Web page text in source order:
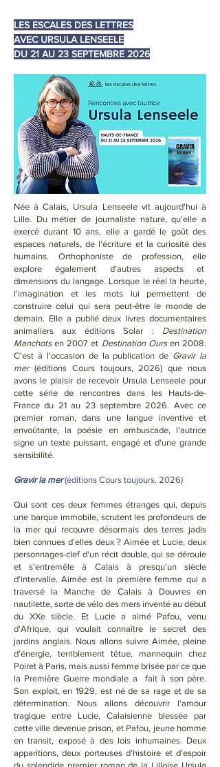
LES ESCALES DES LETTRES
AVEC URSULA LENSEELE
DU 21 AU 23 SEPTEMBRE 2026
Née à Calais, Ursula Lenseele vit aujourd'hui à
Lille. Du métier de journaliste nature, qu'elle a
exercé durant 10 ans, elle a gardé le goût des
espaces naturels, de l'écriture et la curiosité des
humains. Orthophoniste de profession, elle
explore également d'autres aspects et
dimensions du langage. Lorsque le réel la heurte,
l'imagination et les mots lui permettent de
construire celui qui sera peut-être le monde de
demain. Elle a publié deux livres documentaires
animaliers aux éditions Solar : Destination
Manchotsen 2007 et Destination Oursen 2008.
C'est à l'occasion de la publication de Gravir la
mer(éditions Cours toujours, 2026) que nous
avons le plaisir de recevoir Ursula Lenseele pour
cette série de rencontres dans les Hauts-de-
France du 21 au 23 septembre 2026. Avec ce
premier roman, dans une langue inventive et
envoûtante, la poésie en embuscade, l'autrice
signe un texte puissant, engagé et d'une grande
sensibilité.
Gravir la mer (éditions Cours toujours, 2026)​
Qui sont ces deux femmes étranges qui, depuis
une barque immobile, scrutent les profondeurs de
la mer qui recouvre désormais des terres jadis
bien connues d'elles deux ? Aimée et Lucie, deux
personnages-clef d'un récit double, qui se déroule
et s'entremêle à Calais à presqu'un siècle
d'intervalle. Aimée est la première femme qui a
traversé la Manche de Calais à Douvres en
nautilette, sorte de vélo des mers inventé au début
du XXe siècle. Et Lucie a aimé Pafou, venu
d'Afrique, qui voulait connaître le secret des
jardins anglais. Nous allons suivre Aimée, pleine
d'énergie, terriblement têtue, mannequin chez
Poiret à Paris, mais aussi femme brisée par ce que
la Première Guerre mondiale a fait à son père.
Son exploit, en 1929, est né de sa rage et de sa
détermination. Nous allons découvrir l'amour
tragique entre Lucie, Calaisienne blessée par
cette ville devenue prison, et Pafou, jeune homme
en transit, exposé à des lois inhumaines. Deux
apparitions, deux porteuses d'histoire et d'espoir